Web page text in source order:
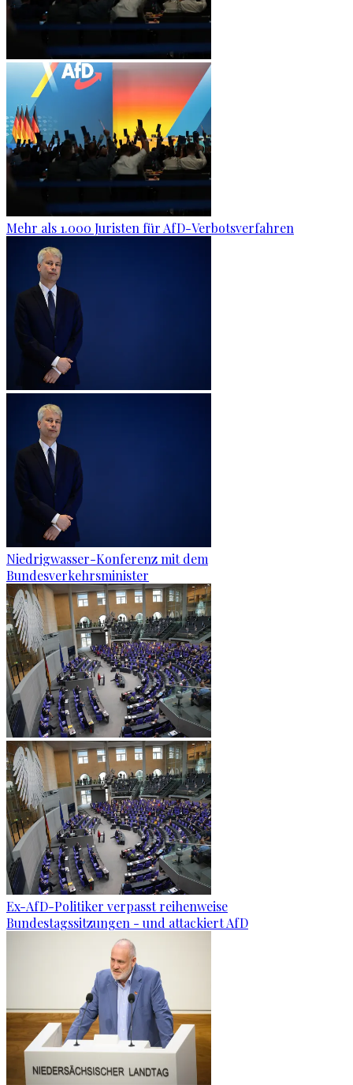
Mehr als 1.000 Juristen für AfD-Verbotsverfahren
Niedrigwasser-Konferenz mit dem
Bundesverkehrsminister
Ex-AfD-Politiker verpasst reihenweise
Bundestagssitzungen - und attackiert AfD